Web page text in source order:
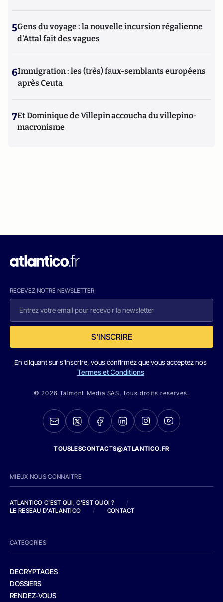
5Gens du voyage : la nouvelle incursion régalienne
d'Attal fait des vagues
6Immigration : les (très) faux-semblants européens
après Ceuta
7Et Dominique de Villepin accoucha du villepino-
macronisme
RECEVEZ NOTRE NEWSLETTER
S'INSCRIRE
En cliquant sur s'inscrire, vous confirmez que vous acceptez nos
Termes et Conditions
© 2026 Talmont Media SAS. tous droits réservés.
TOUSLESCONTACTS@ATLANTICO.FR
MIEUX NOUS CONNAITRE
ATLANTICO C'EST QUI, C'EST QUOI ?
/
LE RESEAU D'ATLANTICO
/ CONTACT
CATEGORIES
DECRYPTAGES
DOSSIERS
RENDEZ-VOUS